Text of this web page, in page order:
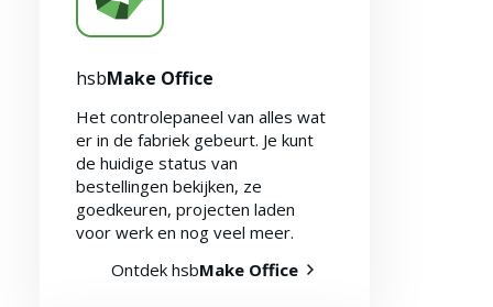
hsbMake Office
Het controlepaneel van alles wat
er in de fabriek gebeurt. Je kunt
de huidige status van
bestellingen bekijken, ze
goedkeuren, projecten laden
voor werk en nog veel meer.
Ontdek hsbMake Office